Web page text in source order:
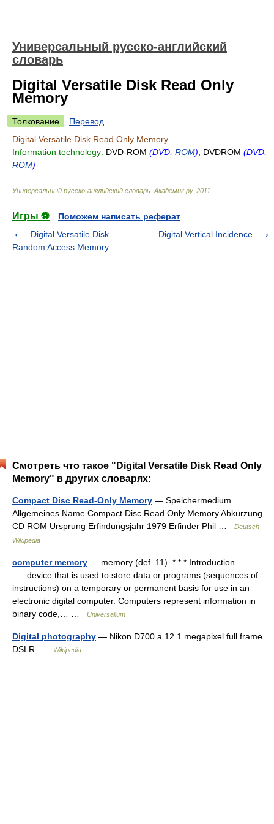
Универсальный русско-английский
словарь
Digital Versatile Disk Read Only
Memory
Толкование
Перевод
Digital Versatile Disk Read Only Memory
Information technology: DVD-ROM (DVD, ROM) , DVDROM (DVD,
ROM)
Универсальный русско-английский словарь Академик.ру. 2011
Игры ⚽
Поможем написать реферат
Digital Versatile Disk
Random Access Memory
Digital Vertical Incidence
Смотреть что такое "Digital Versatile Disk Read Only
Memory" в других словарях:
Compact Disc Read-Only Memory — Speichermedium
Allgemeines Name Compact Disc Read Only Memory Abkürzung
CD ROM Ursprung Erfindungsjahr 1979 Erfinder Phil …
Deutsch
Wikipedia
computer memory — memory (def. 11). * * * Introduction
device that is used to store data or programs (sequences of
instructions) on a temporary or permanent basis for use in an
electronic digital computer. Computers represent information in
binary code,… …
Universalium
Digital photography — Nikon D700 a 12.1 megapixel full frame
DSLR …
Wikipedia